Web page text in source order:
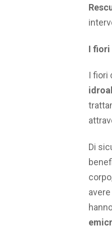
I fiori
I fiori
Di